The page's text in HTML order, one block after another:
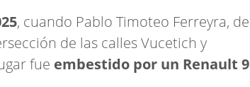
, cuando Pablo Timoteo Ferreyra, de
de las calles Vucetich y
fue embestido por un Renault 9